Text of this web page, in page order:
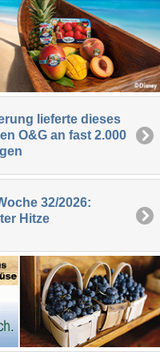
lieferte dieses
O&G an fast 2.000
32/2026:
Hitze